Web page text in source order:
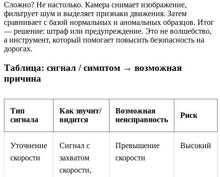
Сложно? Не настолько. Камера снимает изображение,
фильтрует шум и выделяет признаки движения. Затем
сравнивает с базой нормальных и аномальных образцов. Итог
— решение: штраф или предупреждение. Это не волшебство,
а инструмент, который помогает повысить безопасность на
дорогах.
Таблица: сигнал / симптом → возможная
причина
Тип
сигнала
Как звучит/
видитcя
Возможная
неисправность
Риск
Уточнение
скорости
Сигнал с
захватом
скорости,
Превышение
скорости
Высокий